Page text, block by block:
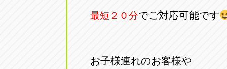
最短２０分でご対応可能です
お子様連れのお客様や